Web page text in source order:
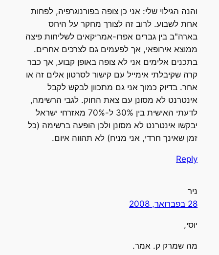
והנה הגילוי שלי: אני כן צופה בפורנוגרפיה, לפחות
אחת לשבוע. לרוב זה לצורך מחקר על היחס
בארה"ב בין גברים אפרו-אמריקאים לשליחות פיצה
ממוצא אירופאי, אך לפעמים גם לצרכים אחרים.
בתכנים אלימים אני לא צופה באופן קבוע, אך כבר
קרה שקיבלתי אימייל עם קישור לסרטון אלים זה או
אחר. בדיוק כמוך אני גם מתכוון לבקש לקבל
אינטרנט לא מסונן עם צאת החוק. לגבי הרשימה,
לדעתי האישית בין 30% ל-70% מאזרחי ישראל
יבקשו אינטרנט לא מסונן ולכן הופעה ברשימה (כל
זמן שאינך חרדי, אני מניח) לא תהווה איום.
Reply
ניר
28 בפברואר, 2008
יוסי,
מה שמרק ק. אמר.